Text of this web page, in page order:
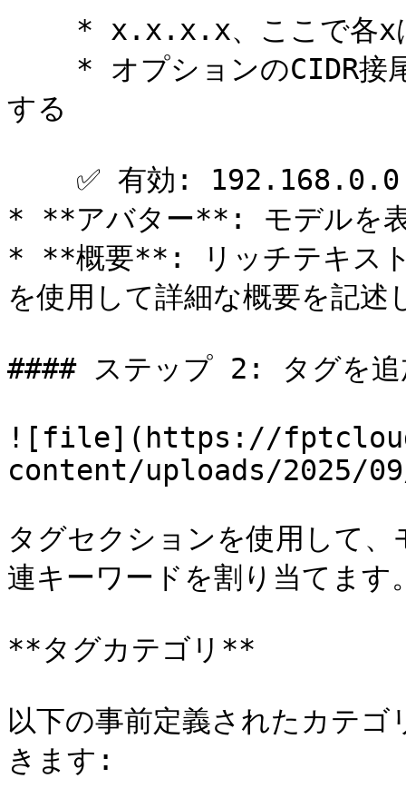
する
* **アバター**: モデルを表
* **概要**: リッチテキスト
を使用して詳細な概要を記述
#### ステップ 2: タグを追
![file](https://
content/uploads/2025/
タグセクションを使用して
連キーワードを割り当てます
**タグカテゴリ**
以下の事前定義されたカテ
きます: